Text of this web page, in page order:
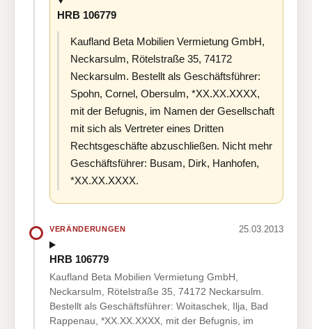
HRB 106779
Kaufland Beta Mobilien Vermietung GmbH,
Neckarsulm, Rötelstraße 35, 74172
Neckarsulm. Bestellt als Geschäftsführer:
Spohn, Cornel, Obersulm, *XX.XX.XXXX,
mit der Befugnis, im Namen der Gesellschaft
mit sich als Vertreter eines Dritten
Rechtsgeschäfte abzuschließen. Nicht mehr
Geschäftsführer: Busam, Dirk, Hanhofen,
*XX.XX.XXXX.
VERÄNDERUNGEN 25.03.2013
HRB 106779
Kaufland Beta Mobilien Vermietung GmbH,
Neckarsulm, Rötelstraße 35, 74172 Neckarsulm.
Bestellt als Geschäftsführer: Woitaschek, Ilja, Bad
Rappenau, *XX.XX.XXXX, mit der Befugnis, im